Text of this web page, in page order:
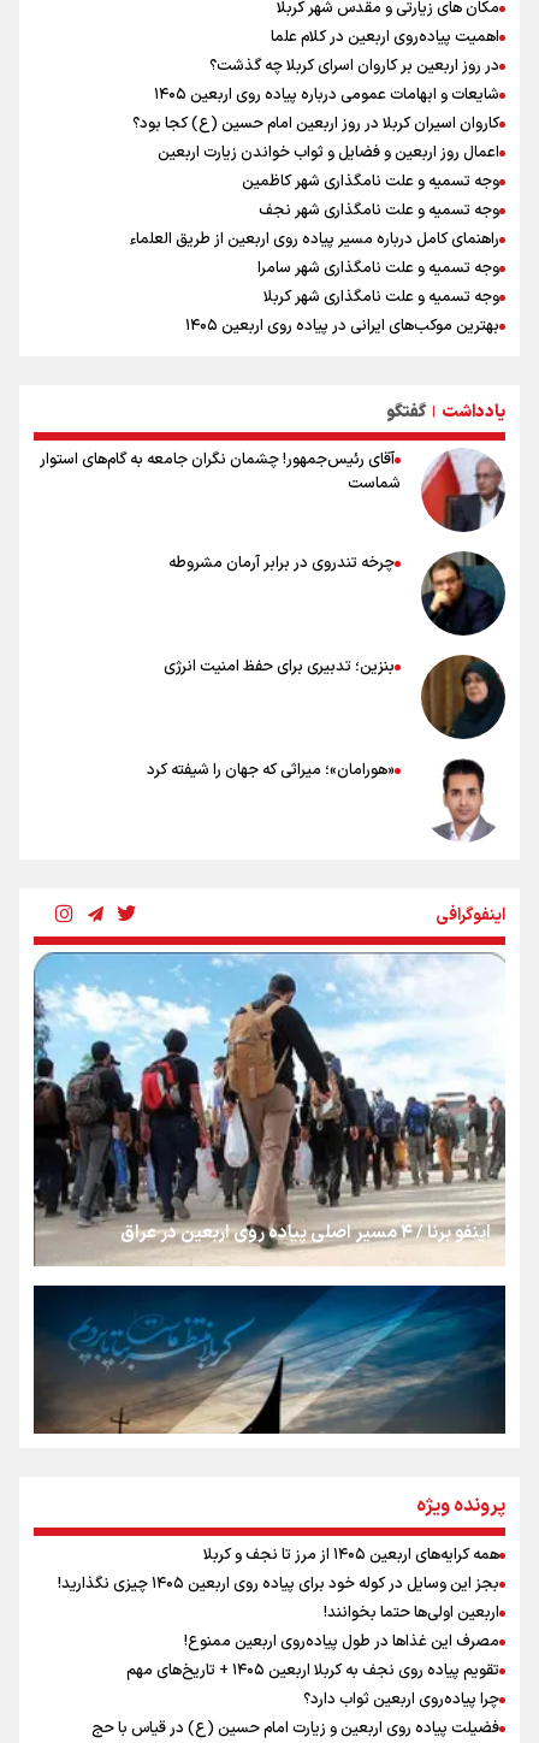
اردوی تیم ملی تکواندو
در ادامه سیاست جوان‌گرایی در پرسپولیس؛ ستاره‌های امید به بزرگسالان
اضافه شدند
مکان های زیارتی و مقدس شهر کربلا
اهمیت پیاده‌روی اربعین در کلام علما
در روز اربعین بر کاروان اسرای کربلا چه گذشت؟
شایعات و ابهامات عمومی درباره پیاده روی اربعین ۱۴۰۵
کاروان اسیران کربلا در روز اربعین امام حسین (ع) کجا بود؟
اعمال روز اربعین و فضایل و ثواب خواندن زیارت اربعین
وجه تسمیه و علت نامگذاری شهر کاظمین
وجه تسمیه و علت نامگذاری شهر نجف
راهنمای کامل درباره مسیر پیاده روی اربعین از طریق العلماء
وجه تسمیه و علت نامگذاری شهر سامرا
وجه تسمیه و علت نامگذاری شهر کربلا
بهترین موکب‌های ایرانی در پیاده روی اربعین ۱۴۰۵
۲۰ نکته دوستانه درباره پیاده روی اربعین و عراقی ها
یادداشت | گفتگو
آقای رئیس‌جمهور! چشمان نگران جامعه به گام‌های استوار
شماست
چرخه تندروی در برابر آرمان مشروطه
بنزین؛ تدبیری برای حفظ امنیت انرژی
«هورامان»؛ میراثی که جهان را شیفته کرد
رسانه ملی و حق مردم برای شنیدن صدای رئیس‌جمهوری
روایت ایران از کنار مردم
از طلوع خیابان‌ها تا غروب اشک
جمله‌ای که بغض چهارماهه را شکست؛ «آهای مردم، آقا از
تهران رفتند»
سه حسرتی که به دلم ماند
نگاه تمدنی رهبر شهید به فضای مجازی
رابطه کارگر و کارفرما در اندیشه رهبر شهید: از تضاد به
زوجیت
اینفوگرافی
اینفو برنا / ۴ مسیر اصلی پیاده روی اربعین در عراق
اینفو برنا / توصیه‌هایی طلایی برای پیاده روی اربعین
پرونده ویژه
همه کرایه‌های اربعین ۱۴۰۵ از مرز تا نجف و کربلا
بجز این وسایل در کوله خود برای پیاده روی اربعین ۱۴۰۵ چیزی نگذارید!
اربعین اولی‌ها حتما بخوانند!
مصرف این غذاها در طول پیاده‌روی اربعین ممنوع!
تقویم پیاده روی نجف به کربلا اربعین ۱۴۰۵ + تاریخ‌های مهم
چرا پیاده‌روی اربعین ثواب دارد؟
فضیلت پیاده روی اربعین و زیارت امام حسین (ع) در قیاس با حج